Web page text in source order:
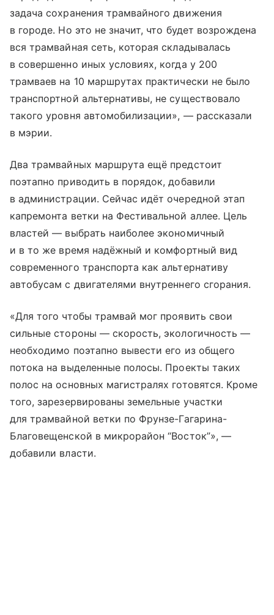
задача сохранения трамвайного движения
в городе. Но это не значит, что будет возрождена
вся трамвайная сеть, которая складывалась
в совершенно иных условиях, когда у 200
трамваев на 10 маршрутах практически не было
транспортной альтернативы, не существовало
такого уровня автомобилизации», — рассказали
в мэрии.
Два трамвайных маршрута ещё предстоит
поэтапно приводить в порядок, добавили
в администрации. Сейчас идёт очередной этап
капремонта ветки на Фестивальной аллее. Цель
властей — выбрать наиболее экономичный
и в то же время надёжный и комфортный вид
современного транспорта как альтернативу
автобусам с двигателями внутреннего сгорания.
«Для того чтобы трамвай мог проявить свои
сильные стороны — скорость, экологичность —
необходимо поэтапно вывести его из общего
потока на выделенные полосы. Проекты таких
полос на основных магистралях готовятся. Кроме
того, зарезервированы земельные участки
для трамвайной ветки по Фрунзе-Гагарина-
Благовещенской в микрорайон “Восток”», —
добавили власти.